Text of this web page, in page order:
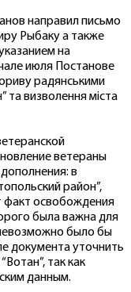
направил письмо
Рыбаку а также
на
июля Постанове
радянськими
та визволення міста
ветераны
в
район”,
факт освобождения
была важна для
было бы
документа уточнить
так как
данным.